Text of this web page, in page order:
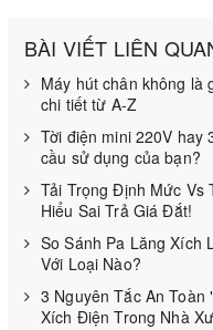
của máy, đặc biệt
vật được nâng từ
của lực, lực cản, gió,
- Không nâng vật
hỏng: điều này
vận hành trong mọi
thiết bị trước khi nâng.
- Không nâng đồ
BÀI VIẾT LIÊN
Máy hút chân không là
chi tiết từ A-Z
Tời điện mini 220V hay
cầu sử dụng của bạn?
Tải Trọng Định Mức Vs
Hiểu Sai Trả Giá Đắt!
So Sánh Pa Lăng Xích
Với Loại Nào?
3 Nguyên Tắc An Toàn
Xích Điện Trong Nhà